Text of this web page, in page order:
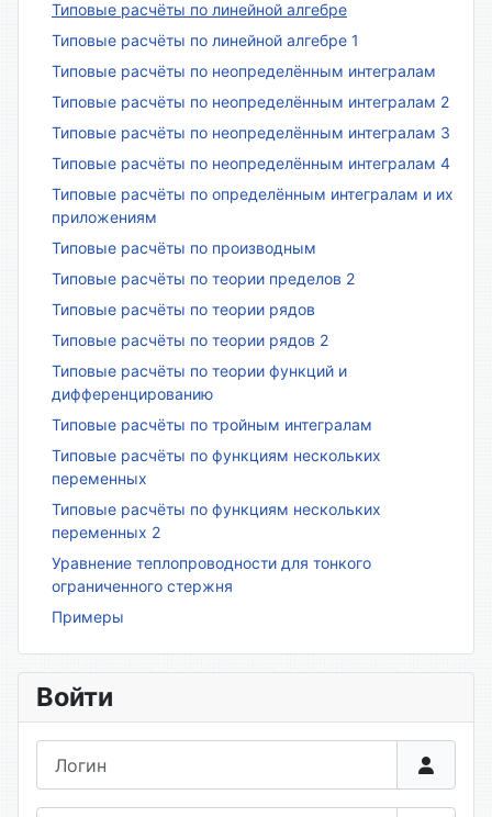
Типовые расчёты по линейной алгебре
Типовые расчёты по линейной алгебре 1
Типовые расчёты по неопределённым интегралам
Типовые расчёты по неопределённым интегралам 2
Типовые расчёты по неопределённым интегралам 3
Типовые расчёты по неопределённым интегралам 4
Типовые расчёты по определённым интегралам и их
приложениям
Типовые расчёты по производным
Типовые расчёты по теории пределов 2
Типовые расчёты по теории рядов
Типовые расчёты по теории рядов 2
Типовые расчёты по теории функций и
дифференцированию
Типовые расчёты по тройным интегралам
Типовые расчёты по функциям нескольких
переменных
Типовые расчёты по функциям нескольких
переменных 2
Уравнение теплопроводности для тонкого
ограниченного стержня
Примеры
Войти